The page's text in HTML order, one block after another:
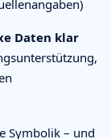
Daten klar
Symbolik – und